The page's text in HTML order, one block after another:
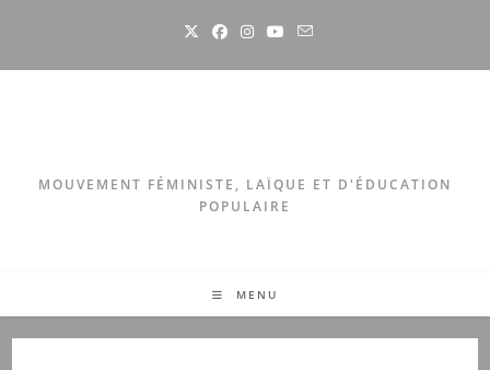
content
MOUVEMENT FÉMINISTE, LAÏQUE ET D'ÉDUCATION
POPULAIRE
MENU